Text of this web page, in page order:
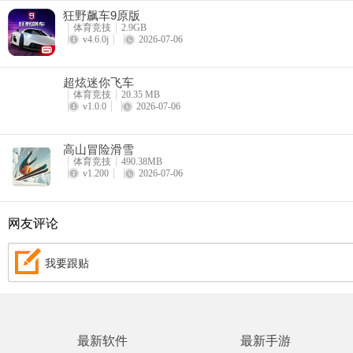
5、比赛结束，可看到自己排名和所获得的金币
大量货币，进入游戏需要稍等一会才可显示。
狂野飙车9原版
体育竞技
2.9GB
v4.6.0j
2026-07-06
超炫迷你飞车
体育竞技
20.35 MB
v1.0.0
2026-07-06
高山冒险滑雪
体育竞技
490.38MB
v1.200
2026-07-06
网友评论
我要跟贴
最新软件 最新手游